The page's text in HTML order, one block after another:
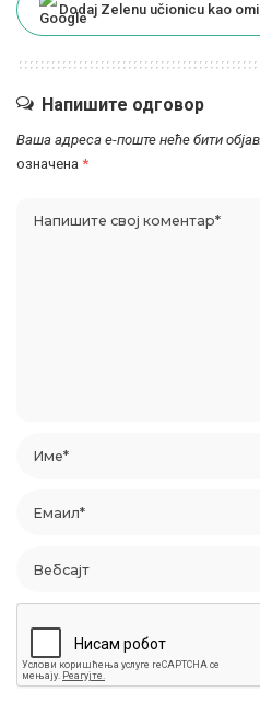
Dodaj Zelenu učionicu kao
Напишите одговор
Ваша адреса е-поште неће бити
означена *